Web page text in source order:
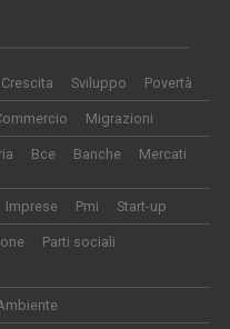
Crescita Sviluppo Povertà
Migrazioni
Bce Banche Mercati
Imprese Pmi Start-up
Parti sociali